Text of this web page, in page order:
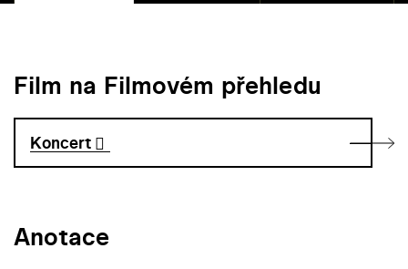
Film na Filmovém přehledu
Koncert
Anotace